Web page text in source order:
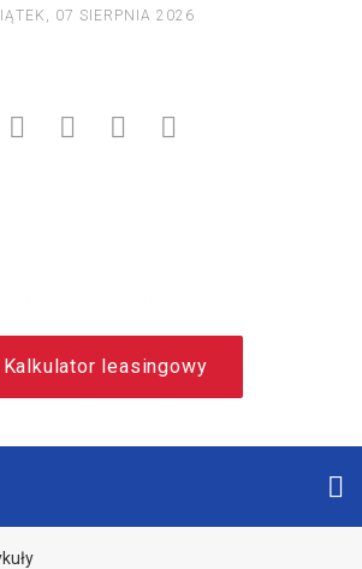
07 SIERPNIA 2026
Kalkulator leasingowy